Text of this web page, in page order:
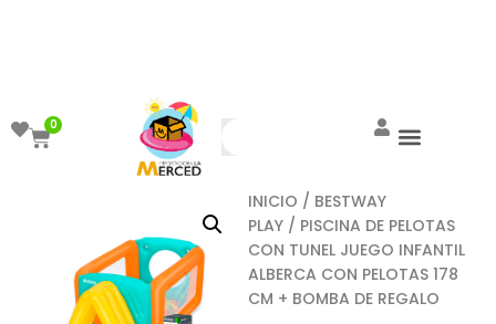
0
INICIO / BESTWAY
PLAY / PISCINA DE PELOTAS
CON TUNEL JUEGO INFANTIL
ALBERCA CON PELOTAS 178
CM + BOMBA DE REGALO